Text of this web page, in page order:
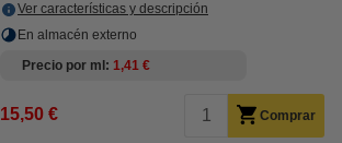
Ver características y descripción
En almacén externo
Precio por ml
1,41 €
15,50 € Comprar